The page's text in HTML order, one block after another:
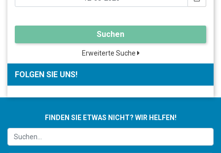
Suchen
Erweiterte Suche
FOLGEN SIE UNS!
FINDEN SIE ETWAS NICHT? WIR HELFEN!